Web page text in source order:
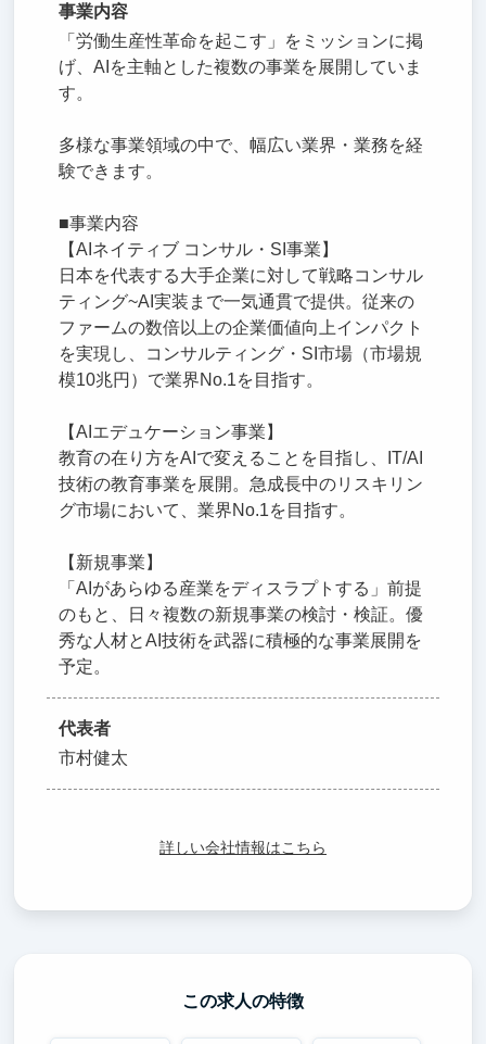
事業内容
「労働生産性革命を起こす」をミッションに掲
げ、AIを主軸とした複数の事業を展開していま
す。
多様な事業領域の中で、幅広い業界・業務を経
験できます。
■事業内容
【AIネイティブ コンサル・SI事業】
日本を代表する大手企業に対して戦略コンサル
ティング~AI実装まで一気通貫で提供。従来の
ファームの数倍以上の企業価値向上インパクト
を実現し、コンサルティング・SI市場（市場規
模10兆円）で業界No.1を目指す。
【AIエデュケーション事業】
教育の在り方をAIで変えることを目指し、IT/AI
技術の教育事業を展開。急成長中のリスキリン
グ市場において、業界No.1を目指す。
【新規事業】
「AIがあらゆる産業をディスラプトする」前提
のもと、日々複数の新規事業の検討・検証。優
秀な人材とAI技術を武器に積極的な事業展開を
予定。
代表者
市村健太
詳しい会社情報はこちら
この求人の特徴